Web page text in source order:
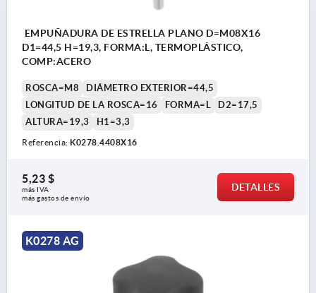
EMPUÑADURA DE ESTRELLA PLANO D=M08X16
D1=44,5 H=19,3, FORMA:L, TERMOPLÁSTICO,
COMP:ACERO
ROSCA=M8
DIÁMETRO EXTERIOR=44,5
LONGITUD DE LA ROSCA=16
FORMA=L
D2=17,5
ALTURA=19,3
H1=3,3
Referencia: K0278.4408X16
5,23 $
más IVA
más gastos de envío
DETALLES
K0278 AG